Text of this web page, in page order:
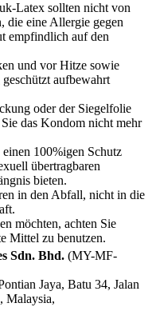
Latex sollten nicht von
die eine Allergie gegen
empfindlich auf den
und vor Hitze sowie
aufbewahrt
oder der Siegelfolie
das Kondom nicht mehr
100%igen Schutz
übertragbaren
bieten.
in den Abfall, nicht in die
möchten, achten Sie
Mittel zu benutzen.
Sdn. Bhd. (MY-MF-
Jaya, Batu 34, Jalan
Malaysia,